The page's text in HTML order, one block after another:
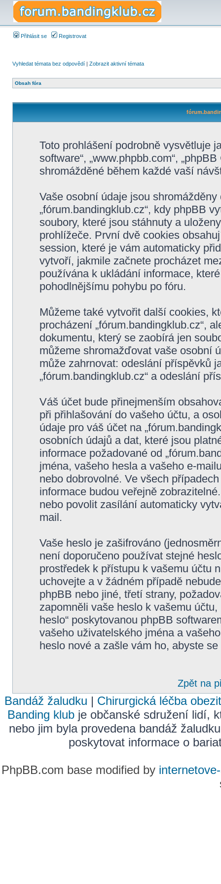
Přihlásit se Registrovat
Vyhledat témata bez odpovědí | Zobrazit aktivní témata
Obsah fóra
Toto prohlášení podrobně vysvětluje
software“, „www.phpbb.com“,
shromážděné během každé vaší
Vaše osobní údaje jsou
„fórum.bandingklub.cz“, kdy phpBB
soubory, které jsou stáhnuty a
prohlížeče. První dvě cookies
session, které je vám automaticky
vytvoří, jakmile začnete procházet
používána k ukládání informace,
pohodlnějšímu pohybu po fóru.
Můžeme také vytvořit další cookies,
procházení „fórum.bandingklub.cz“,
dokumentu, který se zaobírá jen
můžeme shromažďovat vaše osobní
může zahrnovat: odeslání příspěvků
„fórum.bandingklub.cz“ a odeslání
Váš účet bude přinejmenším
při přihlašování do vašeho účtu, a
údaje pro váš účet na
osobních údajů a dat, které jsou
informace požadované od
jména, vašeho hesla a vašeho e-
nebo dobrovolné. Ve všech
informace budou veřejně
nebo povolit zasílání automaticky
mail.
Vaše heslo je zašifrováno
není doporučeno používat stejné
prostředek k přístupu k vašemu účtu
uchovejte a v žádném případě
phpBB nebo jiné, třetí strany,
zapomněli vaše heslo k vašemu
heslo“ poskytovanou phpBB
vašeho uživatelského jména a
heslo nové a zašle vám ho, abyste
Zpět na
Bandáž žaludku | Chirurgická léčba
Banding klub je občanské sdružení lidí,
nebo jim byla provedena bandáž
poskytovat informace o
PhpBB.com base modified by